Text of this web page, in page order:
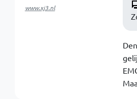
www.xj3.nl